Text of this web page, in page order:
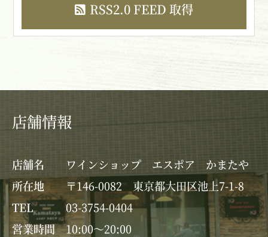
RSS2.0 FEED 取得
店舗情報
店舗名
ワインショップ エスポア かまたや
所在地
〒146-0082 東京都大田区池上7-1-8
TEL
03-3754-0404
営業時間
10:00～20:00